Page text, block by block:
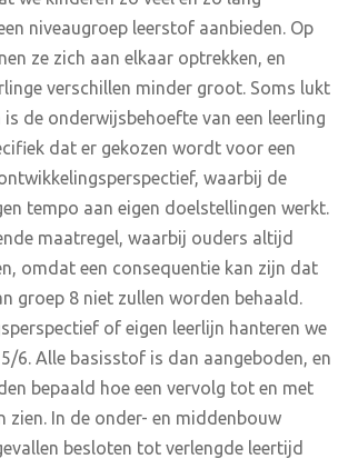
niveaugroep leerstof aanbieden. Op
ze zich aan elkaar optrekken, en
verschillen minder groot. Soms lukt
de onderwijsbehoefte van een leerling
dat er gekozen wordt voor een
waarbij de
tempo aan eigen doelstellingen werkt.
maatregel, waarbij ouders altijd
omdat een consequentie kan zijn dat
groep 8 niet zullen worden behaald.
of eigen leerlijn hanteren we
6. Alle basisstof is dan aangeboden, en
bepaald hoe een vervolg tot en met
zien. In de onder- en middenbouw
besloten tot verlengde leertijd